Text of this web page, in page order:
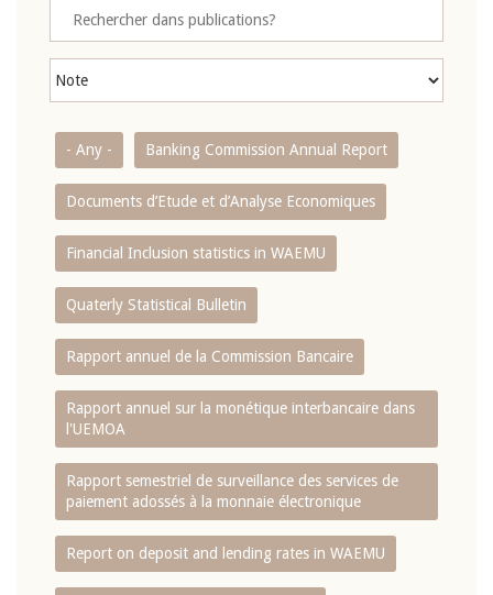
- Any - Banking Commission Annual Report
Documents d’Etude et d’Analyse Economiques
Financial Inclusion statistics in WAEMU
Quaterly Statistical Bulletin
Rapport annuel de la Commission Bancaire
Rapport annuel sur la monétique interbancaire dans
l'UEMOA
Rapport semestriel de surveillance des services de
paiement adossés à la monnaie électronique
Report on deposit and lending rates in WAEMU